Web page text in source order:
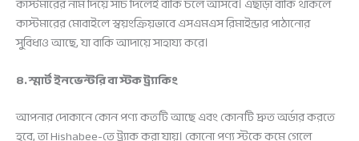
কাস্টমারের মোবাইলে স্বয়ংক্রিয়ভাবে এসএমএস রিমাইন্ডার পাঠানোর
সুবিধাও আছে, যা বাকি আদায়ে সাহায্য করে।
৪. স্মার্ট ইনভেন্টরি বা স্টক ট্র্যাকিং
আপনার দোকানে কোন পণ্য কতটি আছে এবং কোনটি দ্রুত অর্ডার করতে
হবে, তা Hishabee-তে ট্র্যাক করা যায়। কোনো পণ্য স্টকে কমে গেলে